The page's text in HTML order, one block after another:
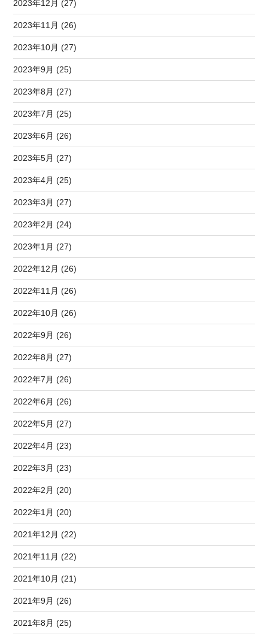
2023年12月 (27)
2023年11月 (26)
2023年10月 (27)
2023年9月 (25)
2023年8月 (27)
2023年7月 (25)
2023年6月 (26)
2023年5月 (27)
2023年4月 (25)
2023年3月 (27)
2023年2月 (24)
2023年1月 (27)
2022年12月 (26)
2022年11月 (26)
2022年10月 (26)
2022年9月 (26)
2022年8月 (27)
2022年7月 (26)
2022年6月 (26)
2022年5月 (27)
2022年4月 (23)
2022年3月 (23)
2022年2月 (20)
2022年1月 (20)
2021年12月 (22)
2021年11月 (22)
2021年10月 (21)
2021年9月 (26)
2021年8月 (25)